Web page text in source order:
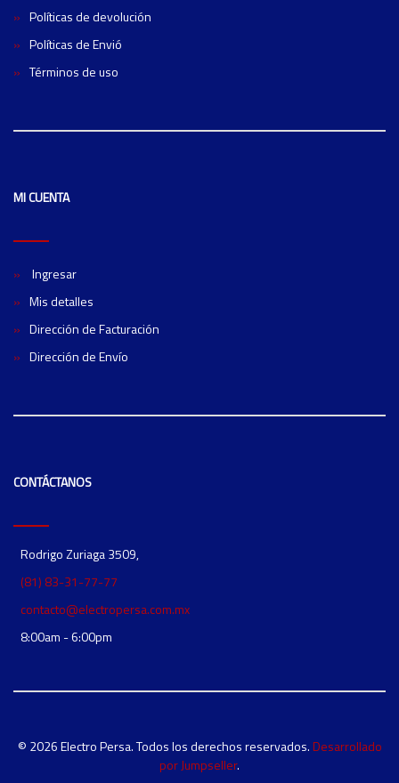
Políticas de devolución
Políticas de Envió
Términos de uso
MI CUENTA
Ingresar
Mis detalles
Dirección de Facturación
Dirección de Envío
CONTÁCTANOS
Rodrigo Zuriaga 3509,
(81) 83-31-77-77
contacto@electropersa.com.mx
8:00am - 6:00pm
© 2026 Electro Persa. Todos los derechos reservados. Desarrollado
por Jumpseller.